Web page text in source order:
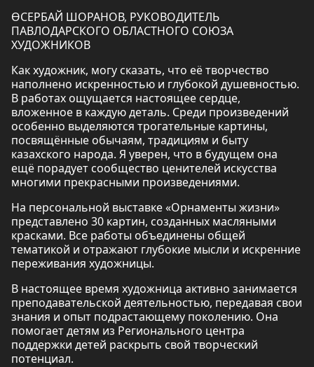
ӨСЕРБАЙ ШОРАНОВ, РУКОВОДИТЕЛЬ
ПАВЛОДАРСКОГО ОБЛАСТНОГО СОЮЗА
ХУДОЖНИКОВ
Как художник, могу сказать, что её творчество
наполнено искренностью и глубокой душевностью.
В работах ощущается настоящее сердце,
вложенное в каждую деталь. Среди произведений
особенно выделяются трогательные картины,
посвящённые обычаям, традициям и быту
казахского народа. Я уверен, что в будущем она
ещё порадует сообщество ценителей искусства
многими прекрасными произведениями.
На персональной выставке «Орнаменты жизни»
представлено 30 картин, созданных масляными
красками. Все работы объединены общей
тематикой и отражают глубокие мысли и искренние
переживания художницы.
В настоящее время художница активно занимается
преподавательской деятельностью, передавая свои
знания и опыт подрастающему поколению. Она
помогает детям из Регионального центра
поддержки детей раскрыть свой творческий
потенциал.